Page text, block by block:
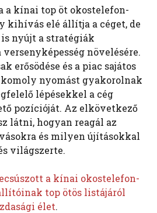
a kínai top öt okostelefon-
kihívás elé állítja a céget, de
nyújt a stratégiák
versenyképesség növelésére.
erősödése és a piac sajátos
nyomást gyakorolnak
lépésekkel a cég
pozícióját. Az elkövetkező
látni, hogyan reagál az
és milyen újításokkal
világszerte.
a kínai okostelefon-
top ötös listájáról
élet.